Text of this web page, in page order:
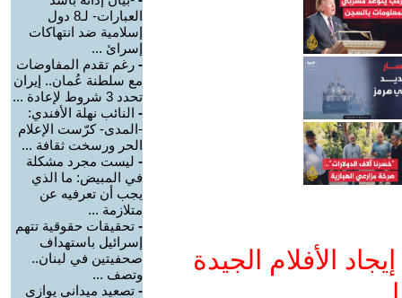
الأفلام الجيدة
العبارات- لـ8 دول
إسلامية ضد انتهاكات
إسرائ ...
- رغم تقدم المفاوضات
مع سلطنة عُمان.. إيران
تحدد 3 شروط لإعادة ...
- النائب نهلة الأفندي:
-المدى- كرّست الإعلام
الحر ورسخت ثقافة ...
- ليست مجرد مشكلة
في المبيض: ما الذي
يجب أن تعرفيه عن
متلازمة ...
- تحقيقات حقوقية تتهم
إسرائيل باستهداف
صحفيتين في لبنان..
وتصف ...
- تصعيد ميداني يوازي